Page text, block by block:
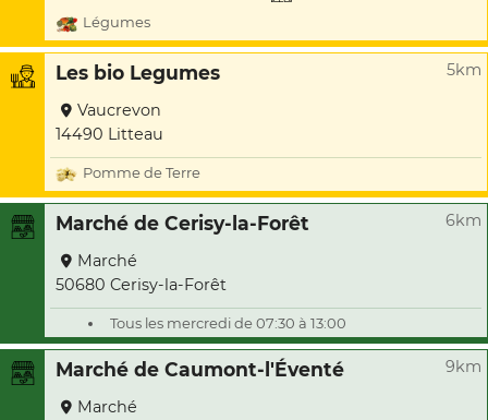
Légumes
Les bio Legumes 5km
Vaucrevon
14490 Litteau
Pomme de Terre
Marché de Cerisy-la-Forêt 6km
Marché
50680 Cerisy-la-Forêt
Tous les mercredi de 07:30 à 13:00
Marché de Caumont-l'Éventé 9km
Marché